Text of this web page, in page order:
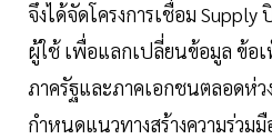
จึงได้จัดโครงการเชื่อม Supply
ผู้ใช้ เพื่อแลกเปลี่ยนข้อมูล ข้อเ
ภาครัฐและภาคเอกชนตลอดห่
กำหนดแนวทางสร้างความร่วม